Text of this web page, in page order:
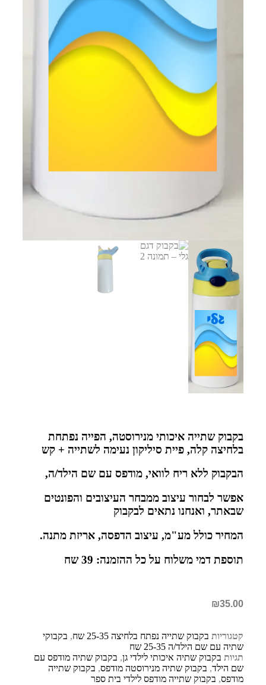
בקבוק שתייה איכותי מנירוסטה, הפייה נפתחת
בלחיצה קלה, פיית סיליקון נעימה לשתייה + קש
הבקבוק ללא ריח לוואי, מודפס עם שם הילד/ה,
אפשר לבחור עיצוב ממבחר העיצובים והפונטים
שבאתר, ואנחנו נתאים לבקבוק
המחיר כולל מע"מ, עיצוב הדפסה, אריזת מתנה.
תוספת דמי משלוח על כל ההזמנה: 39 שח
₪35.00
קטגוריות בקבוק שתייה נפתח בלחיצה 25-35 שח , בקבוקי
שתיה עם שם הילד/ה 25-35 שח
תגיות בקבוק שתיה איכותי לילדי גן, בקבוק שתיה מודפס עם
שם הילד, בקבוק שתיה מנירוסטה מודפס, בקבוק שתייה
מודפס, בקבוק שתייה מודפס לילדי בית ספר